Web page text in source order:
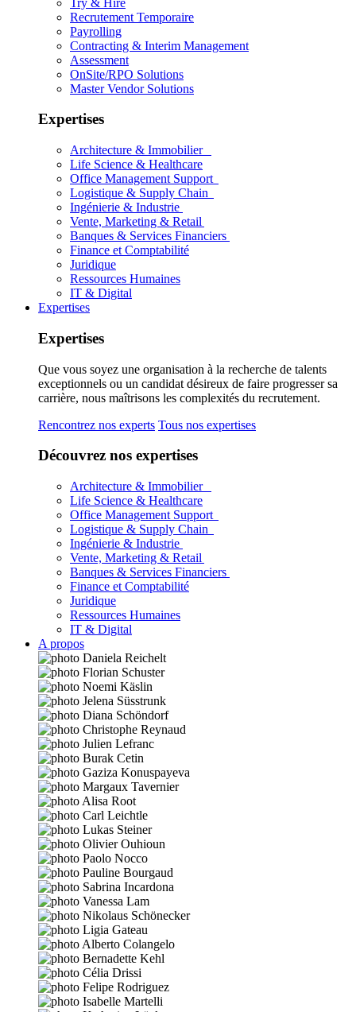
Recrutement Temporaire
Payrolling
Contracting & Interim Management
Assessment
OnSite/RPO Solutions
Master Vendor Solutions
Expertises
Architecture & Immobilier
Life Science & Healthcare
Office Management Support
Logistique & Supply Chain
Ingénierie & Industrie
Vente, Marketing & Retail
Banques & Services Financiers
Finance et Comptabilité
Juridique
Ressources Humaines
IT & Digital
Expertises
Expertises
Que vous soyez une organisation à la recherche de talents
exceptionnels ou un candidat désireux de faire progresser sa
carrière, nous maîtrisons les complexités du recrutement.
Rencontrez nos experts Tous nos expertises
Découvrez nos expertises
Architecture & Immobilier
Life Science & Healthcare
Office Management Support
Logistique & Supply Chain
Ingénierie & Industrie
Vente, Marketing & Retail
Banques & Services Financiers
Finance et Comptabilité
Juridique
Ressources Humaines
IT & Digital
A propos